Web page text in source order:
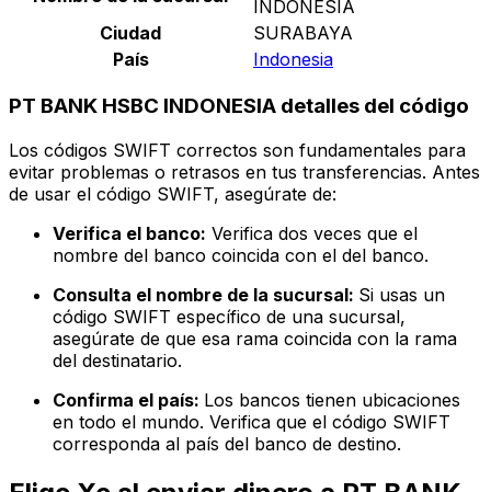
INDONESIA
Ciudad
SURABAYA
País
Indonesia
PT BANK HSBC INDONESIA detalles del código
Los códigos SWIFT correctos son fundamentales para
evitar problemas o retrasos en tus transferencias. Antes
de usar el código SWIFT, asegúrate de:
Verifica el banco: Verifica dos veces que el
nombre del banco coincida con el del banco.
Consulta el nombre de la sucursal: Si usas un
código SWIFT específico de una sucursal,
asegúrate de que esa rama coincida con la rama
del destinatario.
Confirma el país: Los bancos tienen ubicaciones
en todo el mundo. Verifica que el código SWIFT
corresponda al país del banco de destino.